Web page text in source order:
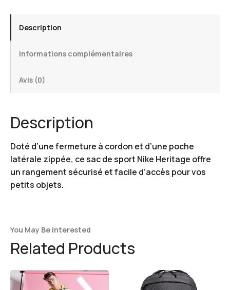
Description
Informations complémentaires
Avis (0)
Description
Doté d’une fermeture à cordon et d’une poche
latérale zippée, ce sac de sport Nike Heritage offre
un rangement sécurisé et facile d’accès pour vos
petits objets.
You May Be Interested
Related Products